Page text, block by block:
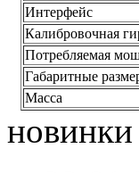
Интерфейс
Калибровочная
Потребляемая
Габаритные
Масса
новинки